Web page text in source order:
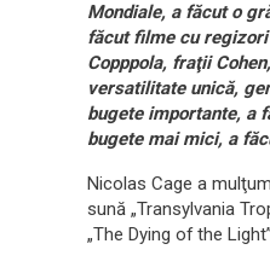
Mondiale, a făcut o
făcut filme cu
Copppola, fraţii
versatilitate unică,
bugete importante, a
bugete mai mici, a
Nicolas Cage a
sună „Transylvania
„The Dying of the